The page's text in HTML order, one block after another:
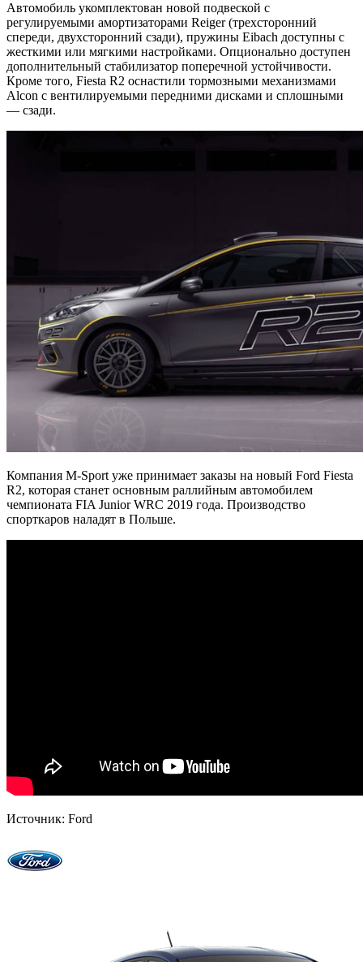
Автомобиль укомплектован новой подвеской с
регулируемыми амортизаторами Reiger (трехсторонний
спереди, двухсторонний сзади), пружины Eibach доступны с
жесткими или мягкими настройками. Опционально доступен
дополнительный стабилизатор поперечной устойчивости.
Кроме того, Fiesta R2 оснастили тормозными механизмами
Alcon с вентилируемыми передними дисками и сплошными
— сзади.
Компания M-Sport уже принимает заказы на новый Ford Fiesta
R2, которая станет основным раллийным автомобилем
чемпионата FIA Junior WRC 2019 года. Производство
спорткаров наладят в Польше.
Источник: Ford